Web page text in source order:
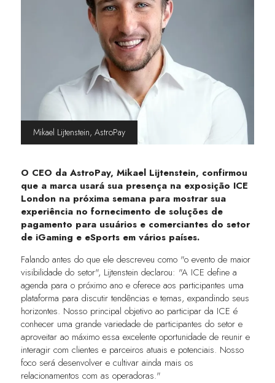
Mikael Lijtenstein, AstroPay
O CEO da AstroPay, Mikael Lijtenstein, confirmou
que a marca usará sua presença na exposição ICE
London na próxima semana para mostrar sua
experiência no fornecimento de soluções de
pagamento para usuários e comerciantes do setor
de iGaming e eSports em vários países.
Falando antes do que ele descreveu como "o evento de maior
visibilidade do setor", Lijtenstein declarou: "A ICE define a
agenda para o próximo ano e oferece aos participantes uma
plataforma para discutir tendências e temas, expandindo seus
horizontes. Nosso principal objetivo ao participar da ICE é
conhecer uma grande variedade de participantes do setor e
aproveitar ao máximo essa excelente oportunidade de reunir e
interagir com clientes e parceiros atuais e potenciais. Nosso
foco será desenvolver e cultivar ainda mais os
relacionamentos com as operadoras."